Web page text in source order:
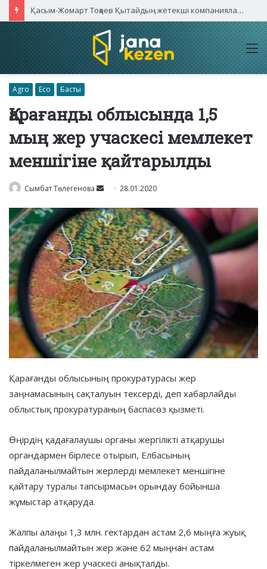
Қасым-Жомарт Тоқаев Қытайдың жетекші компаниялары басшыларымен кездесті
Agro Eco Басты
Қарағанды облысында 1,5
мың жер учаскесі мемлекет
меншігіне қайтарылды
Сымбат Төлегенова
Send
email
28.01.2020
Қарағанды облысының прокуратурасы жер
заңнамасының сақталуын тексерді, деп хабарлайды
облыстық прокуратураның баспасөз қызметі.
Өңірдің қадағалаушы органы жергілікті атқарушы
органдармен бірлесе отырып, Елбасының
пайдаланылмайтын жерлерді мемлекет меншігіне
қайтару туралы тапсырмасын орындау бойынша
жұмыстар атқаруда.
Жалпы алаңы 1,3 млн. гектардан астам 2,6 мыңға жуық
пайдаланылмайтын жер және 62 мыңнан астам
тіркелмеген жер учаскесі анықталды.